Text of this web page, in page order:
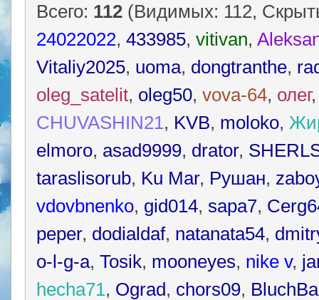
Всего: 112 (Видимых: 112,
24022022, 433985, vitivan,
Vitaliy2025, uoma, dongtranthe,
oleg_satelit, oleg50, vova-64, олег
CHUVASHIN21 , KVB, moloko,
elmoro, asad9999, drator,
taraslisorub, Ku Mar, Рушан,
vdovbnenko, gid014, sapa7,
peper, dodialdaf, natanata54,
o-l-g-a, Tosik, mooneyes, nike v,
hecha71 , Ograd, chors09,